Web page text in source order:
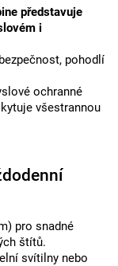
představuje
i
pohodlí
ochranné
všestrannou
pro snadné
štítů.
svítilny nebo